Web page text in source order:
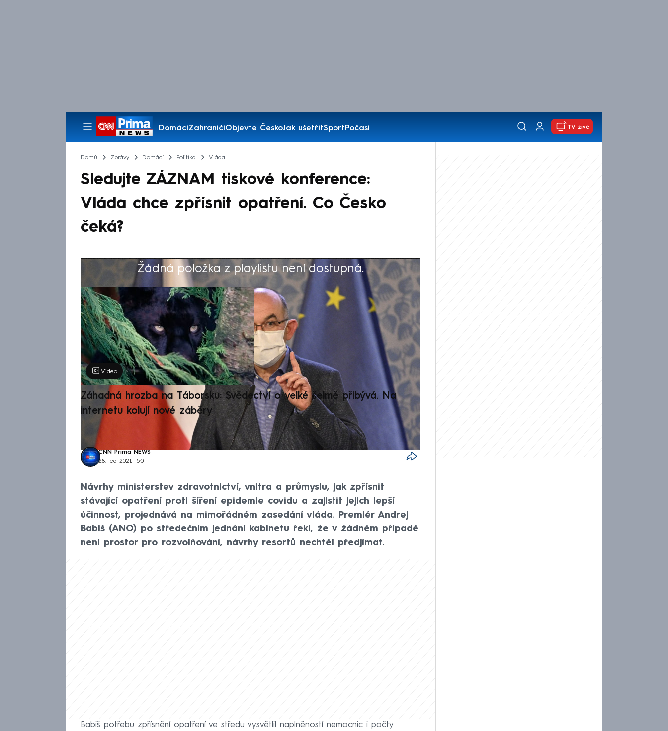
DomácíZahraničíObjevte ČeskoJak ušetřitSportPočasí
Pořady
TV živě
Domů Zprávy Domácí Politika Vláda
Sledujte ZÁZNAM tiskové konference:
Vláda chce zpřísnit opatření. Co Česko
čeká?
Žádná položka z playlistu není dostupná.
Výběr redakce
Video
Záhadná hrozba na Táborsku: Svědectví o velké šelmě přibývá. Na
internetu kolují nové záběry
CNN Prima NEWS
28. led 2021, 15:01
Návrhy ministerstev zdravotnictví, vnitra a průmyslu, jak zpřísnit
stávající opatření proti šíření epidemie covidu a zajistit jejich lepší
účinnost, projednává na mimořádném zasedání vláda. Premiér Andrej
Babiš (ANO) po středečním jednání kabinetu řekl, že v žádném případě
není prostor pro rozvolňování, návrhy resortů nechtěl předjímat.
Babiš potřebu zpřísnění opatření ve středu vysvětlil naplněností nemocnic i počty